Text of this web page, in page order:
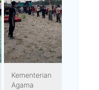
Kementerian
Agama